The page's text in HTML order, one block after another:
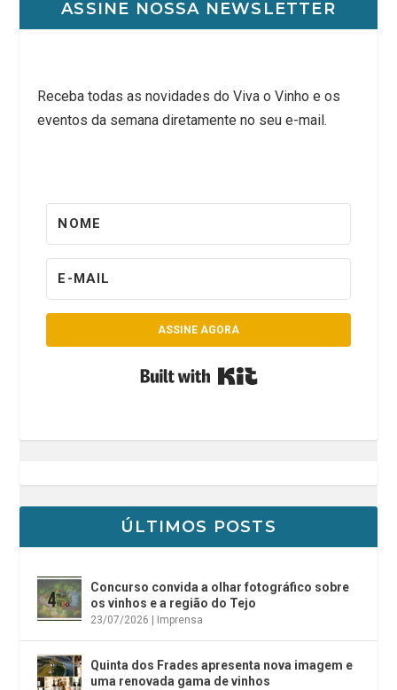
ASSINE NOSSA NEWSLETTER
Receba todas as novidades do Viva o Vinho e os
eventos da semana diretamente no seu e-mail.
ASSINE AGORA
ÚLTIMOS POSTS
Concurso convida a olhar fotográfico sobre
os vinhos e a região do Tejo
23/07/2026 Imprensa
Quinta dos Frades apresenta nova imagem e
uma renovada gama de vinhos